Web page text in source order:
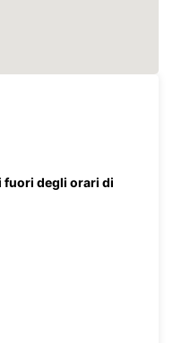
fuori degli orari di